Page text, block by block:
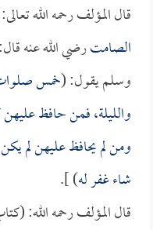
قال المؤلف رحمه الله
الصامترضي الله عنه
وسلم يقول: (خمس صلوات
والليلة، فمن حافظ عليهن
ومن لم يحافظ عليهن لم
شاء غفر له) ].
قال المؤلف رحمه الله: